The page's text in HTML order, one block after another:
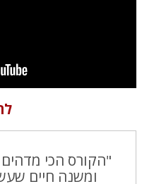
"הקורס הכי
ומשנה חיים